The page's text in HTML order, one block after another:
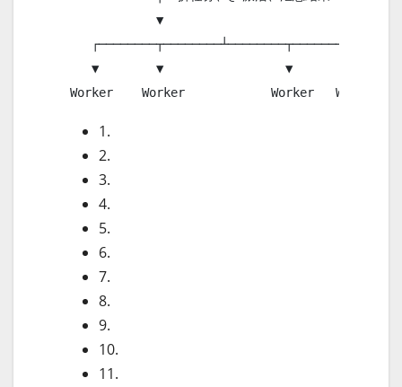
             ▼
    ┌────────┬────────┴────────┬────────┐
    ▼        ▼                 ▼        ▼
Worker    Worker            Worker   Worker  (具
1.
2.
3.
4.
5.
6.
7.
8.
9.
10.
11.